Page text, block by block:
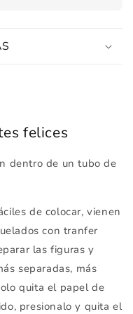
felices
dentro de un tubo de
de colocar, vienen
con tranfer
las figuras y
separadas, más
quita el papel de
presionalo y quita el